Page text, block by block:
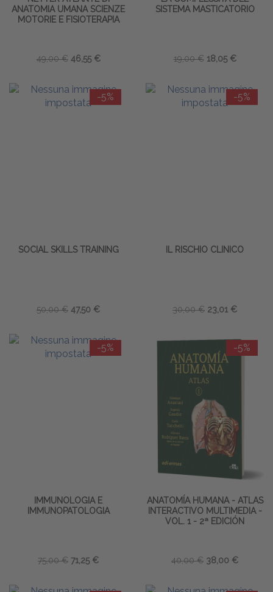
ANATOMIA UMANA SCIENZE
MOTORIE E FISIOTERAPIA
49,00 € 46,55 €
SISTEMA MASTICATORIO
19,00 € 18,05 €
-5%
SOCIAL SKILLS TRAINING
50,00 € 47,50 €
-5%
IL RISCHIO CLINICO
30,00 € 23,01 €
-5%
IMMUNOLOGIA E
IMMUNOPATOLOGIA
75,00 € 71,25 €
-5%
ANATOMÍA HUMANA - ATLAS
INTERACTIVO MULTIMEDIA -
VOL. 1 - 2ª EDICIÓN
40,00 € 38,00 €